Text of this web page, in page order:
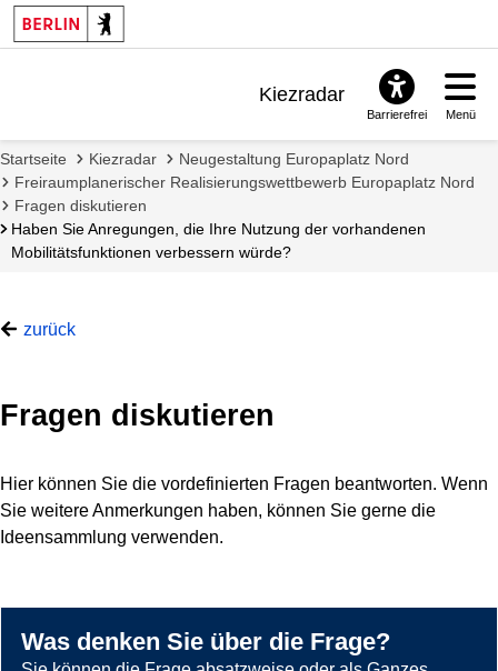
Kiezradar
FAQ & Support
Barrierefrei Menü
Startseite Kiezradar
Neugestaltung Europaplatz Nord
Freiraumplanerischer Realisierungswettbewerb Europaplatz Nord
Fragen diskutieren
Haben Sie Anregungen, die Ihre Nutzung der vorhandenen
Mobilitätsfunktionen verbessern würde?
zurück
Fragen diskutieren
Hier können Sie die vordefinierten Fragen beantworten. Wenn
Sie weitere Anmerkungen haben, können Sie gerne die
Ideensammlung verwenden.
Was denken Sie über die Frage?